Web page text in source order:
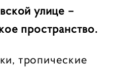
улице –
пространство.
тропические